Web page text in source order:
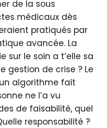
de la sous
médicaux dès
pratiqués par
avancée. La
sur le soin a t’elle sa
gestion de crise ? Le
algorithme fait
ne l’a vu
de faisabilité, quel
responsabilité ?